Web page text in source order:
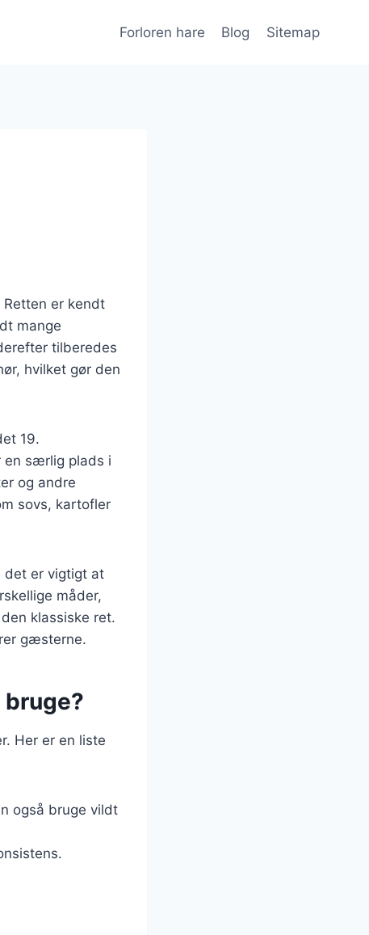
Forloren hare Blog Sitemap
er kendt
mange
tilberedes
hvilket gør den
19.
en særlig plads i
og andre
sovs, kartofler
det er vigtigt at
måder,
klassiske ret.
gæsterne.
Her er en liste
også bruge vildt